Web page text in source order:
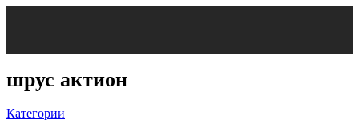
шрус актион
Категории